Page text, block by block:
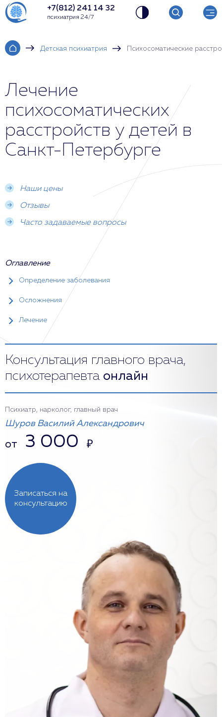
+7(812) 241 14 32
психиатрия 24/7
Детская психиатрия Психосоматические
Лечение
психосоматических
расстройств у детей в
Санкт-Петербурге
Наши цены
Отзывы
Часто задаваемые вопросы
Оглавление
Определение заболевания
Осложнения
Лечение
Консультация главного врача,
психотерапевта онлайн
Записаться на
консультацию
Психиатр, нарколог, главный врач
Шуров Василий Александрович
от 3 000 ₽